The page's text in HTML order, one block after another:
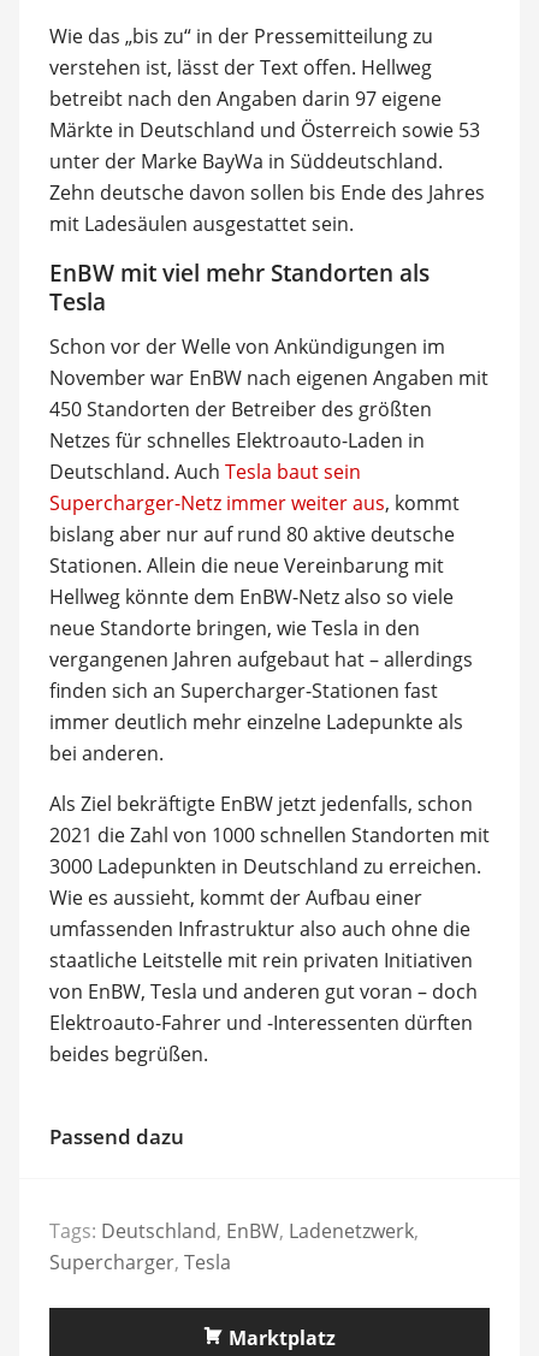
Wie das „bis zu“ in der Pressemitteilung zu
verstehen ist, lässt der Text offen. Hellweg
betreibt nach den Angaben darin 97 eigene
Märkte in Deutschland und Österreich sowie 53
unter der Marke BayWa in Süddeutschland.
Zehn deutsche davon sollen bis Ende des Jahres
mit Ladesäulen ausgestattet sein.
EnBW mit viel mehr Standorten als
Tesla
Schon vor der Welle von Ankündigungen im
November war EnBW nach eigenen Angaben mit
450 Standorten der Betreiber des größten
Netzes für schnelles Elektroauto-Laden in
Deutschland. Auch Tesla baut sein
Supercharger-Netz immer weiter aus, kommt
bislang aber nur auf rund 80 aktive deutsche
Stationen. Allein die neue Vereinbarung mit
Hellweg könnte dem EnBW-Netz also so viele
neue Standorte bringen, wie Tesla in den
vergangenen Jahren aufgebaut hat – allerdings
finden sich an Supercharger-Stationen fast
immer deutlich mehr einzelne Ladepunkte als
bei anderen.
Als Ziel bekräftigte EnBW jetzt jedenfalls, schon
2021 die Zahl von 1000 schnellen Standorten mit
3000 Ladepunkten in Deutschland zu erreichen.
Wie es aussieht, kommt der Aufbau einer
umfassenden Infrastruktur also auch ohne die
staatliche Leitstelle mit rein privaten Initiativen
von EnBW, Tesla und anderen gut voran – doch
Elektroauto-Fahrer und -Interessenten dürften
beides begrüßen.
Passend dazu
Tags: Deutschland, EnBW, Ladenetzwerk,
Supercharger, Tesla
Marktplatz